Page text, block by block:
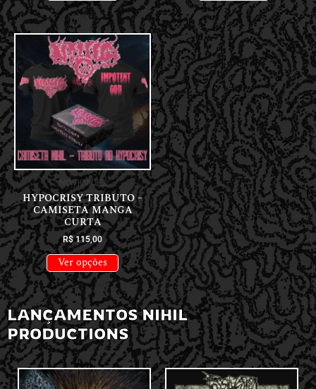
NOVIDADES
HYPOCRISY TRIBUTO –
CAMISETA MANGA
CURTA
R$115,00
Ver opções
LANÇAMENTOS NIHIL
PRODUCTIONS